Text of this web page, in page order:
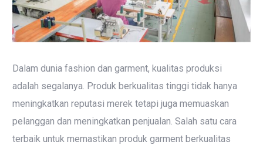
Dalam dunia fashion dan garment, kualitas produksi
adalah segalanya. Produk berkualitas tinggi tidak hanya
meningkatkan reputasi merek tetapi juga memuaskan
pelanggan dan meningkatkan penjualan. Salah satu cara
terbaik untuk memastikan produk garment berkualitas